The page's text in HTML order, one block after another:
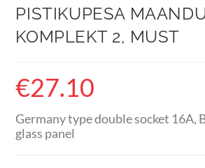
PISTIKUPESA
KOMPLEKT 2, MUST
€27.10
Germany type double socket 16A,
glass panel